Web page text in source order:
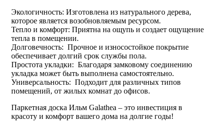
Экологичность: Изготовлена из натурального дерева,
которое является возобновляемым ресурсом.
Тепло и комфорт: Приятна на ощупь и создает ощущение
тепла в помещении.
Долговечность: Прочное и износостойкое покрытие
обеспечивает долгий срок службы пола.
Простота укладки: Благодаря замковому соединению
укладка может быть выполнена самостоятельно.
Универсальность: Подходит для различных типов
помещений, от жилых комнат до офисов.
Паркетная доска Ильм Galathea – это инвестиция в
красоту и комфорт вашего дома на долгие годы!